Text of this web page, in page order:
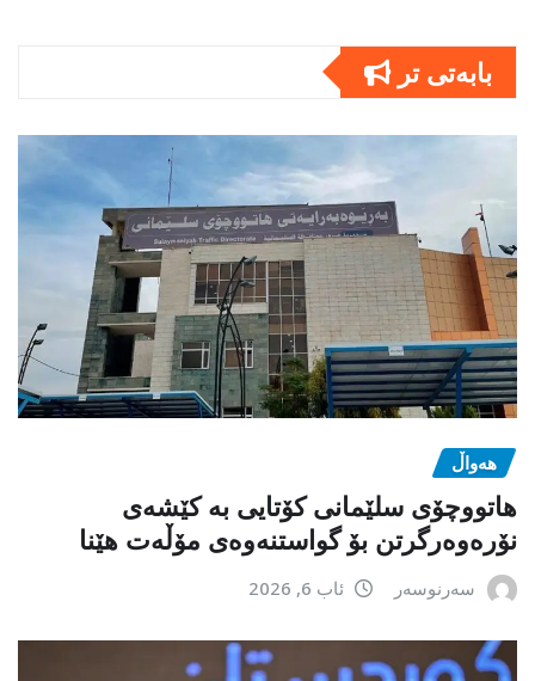
بابەتى تر
هەواڵ
هاتووچۆی سلێمانی کۆتایی بە کێشەی
نۆرەوەرگرتن بۆ گواستنەوەی مۆڵەت هێنا
سەرنوسەر ئاب 6, 2026